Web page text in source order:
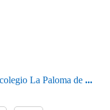
La Paloma de ...